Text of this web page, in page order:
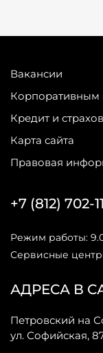
Вакансии
Корпоративным
Кредит и
Карта сайта
Правовая
АДРЕСА В
Петровский на
ул. Софийская,
+7 (812) 702-
Режим работы:
Сервисные